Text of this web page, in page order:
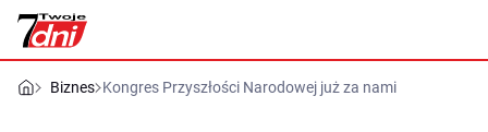
Biznes Kongres Przyszłości Narodowej już za nami